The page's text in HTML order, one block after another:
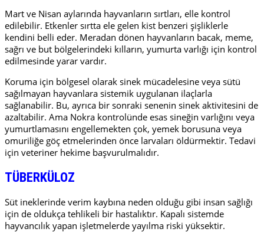
Mart ve Nisan aylarında hayvanların sırtları, elle kontrol
edilebilir. Etkenler sırtta ele gelen kist benzeri şişliklerle
kendini belli eder. Meradan dönen hayvanların bacak, meme,
sağrı ve but bölgelerindeki kılların, yumurta varlığı için kontrol
edilmesinde yarar vardır.
Koruma için bölgesel olarak sinek mücadelesine veya sütü
sağılmayan hayvanlara sistemik uygulanan ilaçlarla
sağlanabilir. Bu, ayrıca bir sonraki senenin sinek aktivitesini de
azaltabilir. Ama Nokra kontrolünde esas sineğin varlığını veya
yumurtlamasını engellemekten çok, yemek borusuna veya
omuriliğe göç etmelerinden önce larvaları öldürmektir. Tedavi
için veteriner hekime başvurulmalıdır.
TÜBERKÜLOZ
Süt ineklerinde verim kaybına neden olduğu gibi insan sağlığı
için de oldukça tehlikeli bir hastalıktır. Kapalı sistemde
hayvancılık yapan işletmelerde yayılma riski yüksektir.